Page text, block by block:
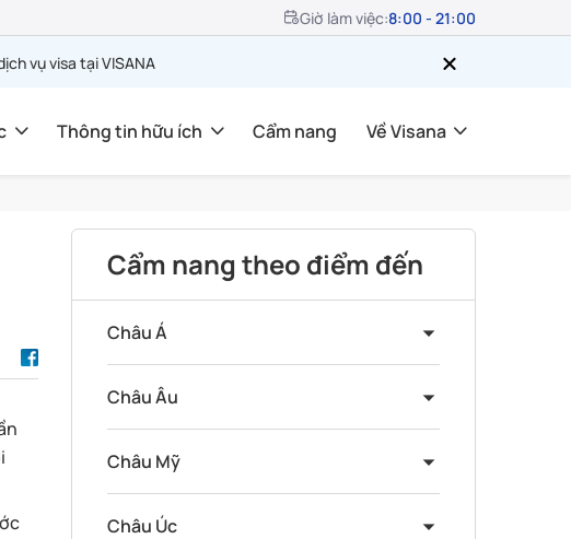
Giờ làm việc:8:00 - 21:00
vụ visa tại VISANA
Thông tin hữu ích Cẩm nang Về Visana
Cẩm nang theo điểm đến
Châu Á
Châu Âu
Châu Mỹ
Châu Úc